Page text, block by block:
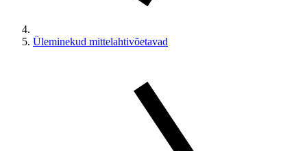
Üleminekud mittelahtivõetavad